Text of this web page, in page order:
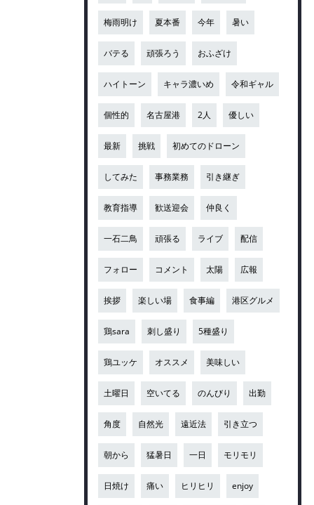
梅雨明け 夏本番 今年 暑い
バテる 頑張ろう おふざけ
ハイトーン キャラ濃いめ 令和ギャル
個性的 名古屋港 2人 優しい
最新 挑戦 初めてのドローン
してみた 事務業務 引き継ぎ
教育指導 歓送迎会 仲良く
一石二鳥 頑張る ライブ 配信
フォロー コメント 太陽 広報
挨拶 楽しい場 食事編 港区グルメ
鶏sara 刺し盛り 5種盛り
鶏ユッケ オススメ 美味しい
土曜日 空いてる のんびり 出勤
角度 自然光 遠近法 引き立つ
朝から 猛暑日 一日 モリモリ
日焼け 痛い ヒリヒリ enjoy